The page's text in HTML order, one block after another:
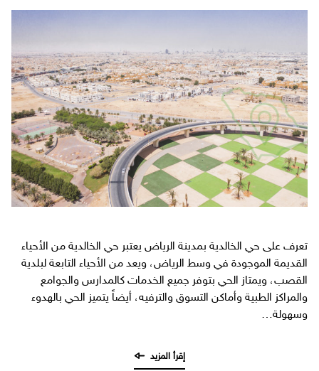
تعرف على حي الخالدية بمدينة الرياض يعتبر حي الخالدية من الأحياء
القديمة الموجودة في وسط الرياض، ويعد من الأحياء التابعة لبلدية
القصب، ويمتاز الحي بتوفر جميع الخدمات كالمدارس والجوامع
والمراكز الطبية وأماكن التسوق والترفيه، أيضاً يتميز الحي بالهدوء
وسهولة…